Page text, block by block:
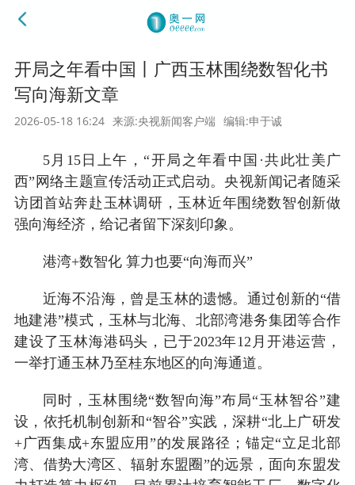
开局之年看中国丨广西玉林围绕数智化书
写向海新文章
2026-05-18 16:24 来源:央视新闻客户端 编辑:申于诚
5月15日上午，“开局之年看中国·共此壮美广
西”网络主题宣传活动正式启动。央视新闻记者随采
访团首站奔赴玉林调研，玉林近年围绕数智创新做
强向海经济，给记者留下深刻印象。
港湾+数智化 算力也要“向海而兴”
近海不沿海，曾是玉林的遗憾。通过创新的“借
地建港”模式，玉林与北海、北部湾港务集团等合作
建设了玉林海港码头，已于2023年12月开港运营，
一举打通玉林乃至桂东地区的向海通道。
同时，玉林围绕“数智向海”布局“玉林智谷”建
设，依托机制创新和“智谷”实践，深耕“北上广研发
+广西集成+东盟应用”的发展路径；锚定“立足北部
湾、借势大湾区、辐射东盟圈”的远景，面向东盟发